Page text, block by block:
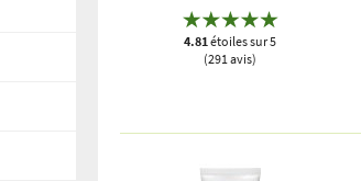
4.81étoiles sur 5
(291 avis)